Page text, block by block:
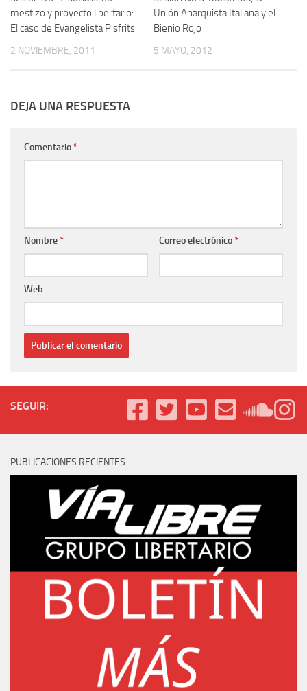
mestizo y proyecto libertario:
El caso de Evangelista Pisfrits
2 NOVIEMBRE, 2011
Unión Anarquista Italiana y el
Bienio Rojo
5 MAYO, 2012
DEJA UNA RESPUESTA
Comentario*
Nombre* Correo electrónico*
Web
SEGUIR:
PUBLICACIONES RECIENTES